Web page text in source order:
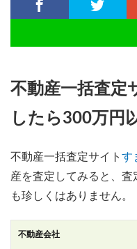
不動産一括査定
したら300万円
不動産一括査定サイト す
産を査定してみると、査
も珍しくはありません。
不動産会社